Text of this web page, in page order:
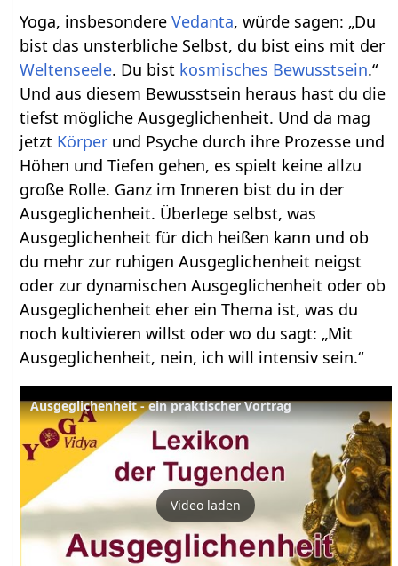
Yoga, insbesondereVedanta, würde sagen: „Du
bist das unsterbliche Selbst, du bist eins mit der
Weltenseele. Du bist kosmisches Bewusstsein.“
Und aus diesem Bewusstsein heraus hast du die
tiefst mögliche Ausgeglichenheit. Und da mag
jetzt Körper und Psyche durch ihre Prozesse und
Höhen und Tiefen gehen, es spielt keine allzu
große Rolle. Ganz im Inneren bist du in der
Ausgeglichenheit. Überlege selbst, was
Ausgeglichenheit für dich heißen kann und ob
du mehr zur ruhigen Ausgeglichenheit neigst
oder zur dynamischen Ausgeglichenheit oder ob
Ausgeglichenheit eher ein Thema ist, was du
noch kultivieren willst oder wo du sagt: „Mit
Ausgeglichenheit, nein, ich will intensiv sein.“
Ausgeglichenheit - ein praktischer Vortrag
Video laden